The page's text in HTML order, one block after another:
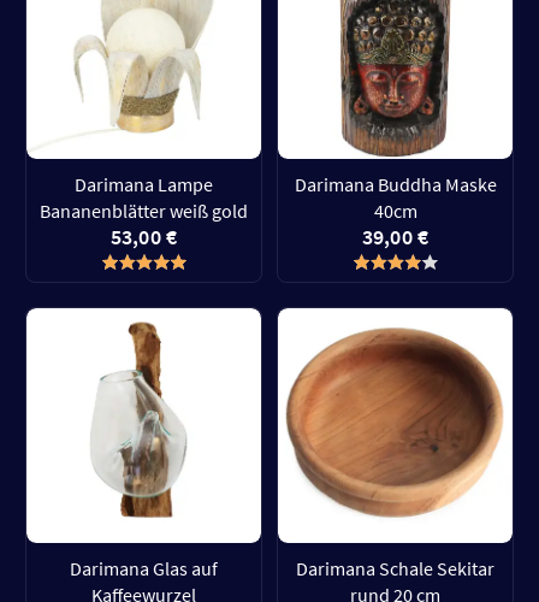
Darimana Lampe
Bananenblätter weiß gold
53,00 €
Darimana Buddha Maske
40cm
39,00 €
Darimana Glas auf
Kaffeewurzel
Darimana Schale Sekitar
rund 20 cm